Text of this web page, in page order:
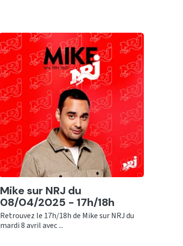
Ecouter
Mike sur NRJ du
08/04/2025 - 17h/18h
Retrouvez le 17h/18h de Mike sur NRJ du
mardi 8 avril avec ...